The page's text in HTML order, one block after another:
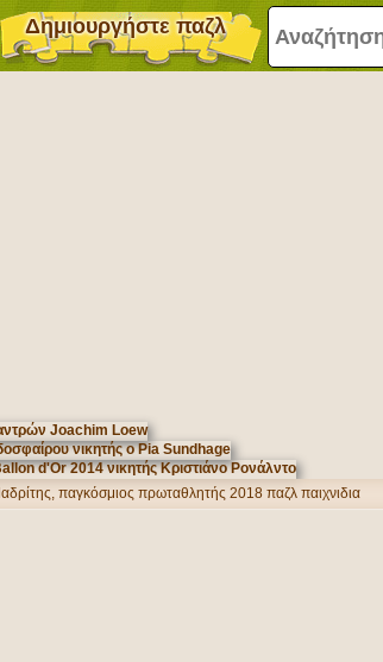
Δημιουργήστε παζλ
παγκόσμιος πρωταθλητής 2018 παζλ παιχνιδια